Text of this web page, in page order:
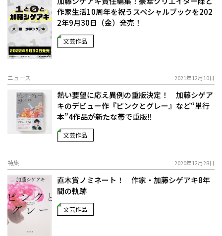
作家生活10周年を祝うスペシャルブックを202
2年9月30日（金）発売！
文芸作品
ニュース 2021年12月10日
熱い要望に応え異例の重版決定！ 加藤シゲア
キのデビュー作『ピンクとグレー』など“単行
本”4作品が新たな帯で重版‼
文芸作品
特集 2020年12月28日
直木賞ノミネート！ 作家・加藤シゲアキ8年
間の軌跡
文芸作品